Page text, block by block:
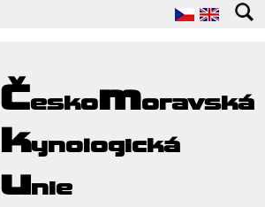
Českomoravská
kynologická
unie